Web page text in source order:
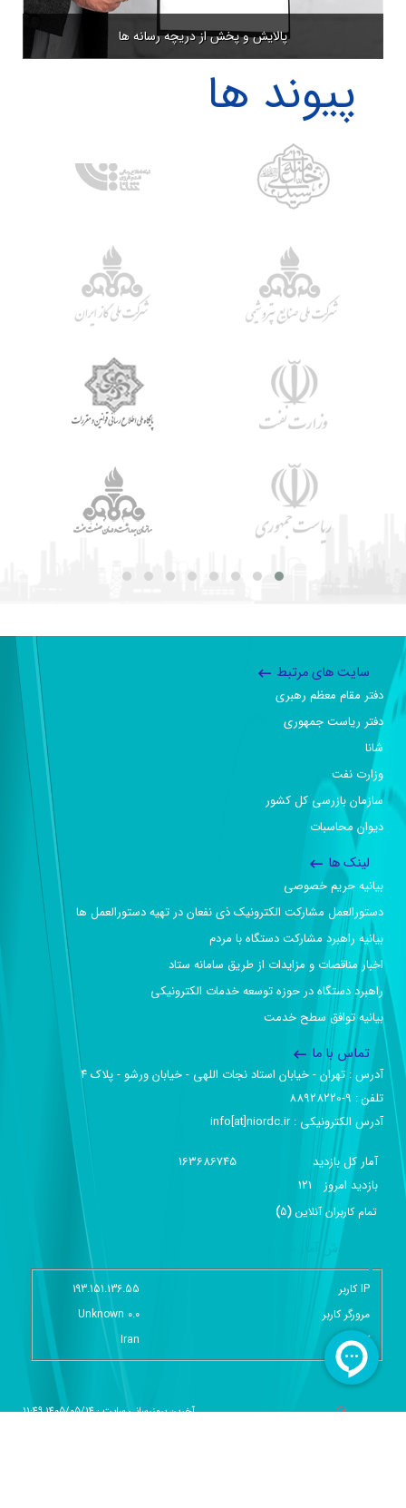
پالایش و پخش از دریچه رسانه ها
پیوند ها
سایت های مرتبط
دفتر مقام معظم رهبری
دفتر ریاست جمهوری
شانا
وزارت نفت
سازمان بازرسی کل کشور
دیوان محاسبات
لینک ها
بیانیه حریم خصوصی
دستورالعمل مشارکت الکترونیک ذی نفعان در تهیه دستورالعمل ها
بیانیه راهبرد مشارکت دستگاه با مردم
اخبار مناقصات و مزایدات از طریق سامانه ستاد
راهبرد دستگاه در حوزه توسعه خدمات الکترونیکی
بیانیه توافق سطح خدمت
تماس با ما
آدرس :‌ تهران - خیابان استاد نجات اللهی - خیابان ورشو - پلاک ۴
تلفن :‌ 9-88928220
آدرس الکترونیکی :‌ info[at]niordc.ir
آمار کل بازدید
بازديد امروز
121
تمام کاربران آنلاين
گزارش آمار سایت - خلاصه
193.151.136.55
مرورگر کاربر
Unknown 0.0
کشور
Iran